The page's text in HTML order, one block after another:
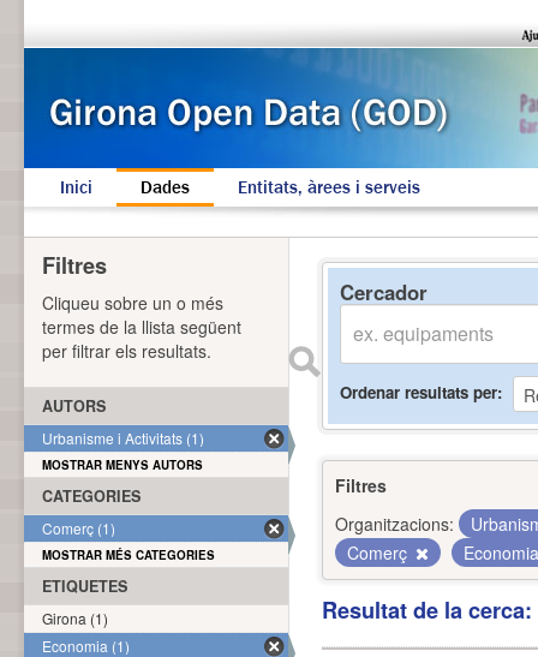
Inici Dades Entitats, àrees i serveis
Cercador
Ordenar resultats per
Filtres
Organitzacions:
Comerç
Resultat de la
Filtres
Cliqueu sobre un o més
termes de la llista següent
per filtrar els resultats.
AUTORS
Urbanisme i Activitats (1)
MOSTRAR MENYS AUTORS
CATEGORIES
Comerç (1)
MOSTRAR MÉS CATEGORIES
ETIQUETES
Girona (1)
Economia (1)